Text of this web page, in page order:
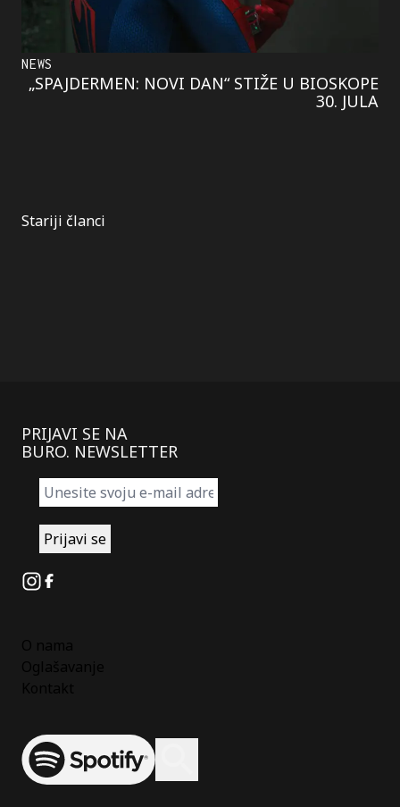
NEWS
„SPAJDERMEN: NOVI DAN“ STIŽE U BIOSKOPE
30. JULA
Kretanje
Stariji članci
PRIJAVI SE NA
BURO. NEWSLETTER
Instagram
Facebook
Spotify